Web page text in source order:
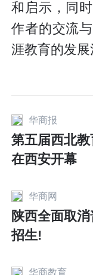
和启示，同
作者的交流
涯教育的发展
华商报
第五届西北
在西安开幕
华商网
陕西全面取
招生!
华商教育